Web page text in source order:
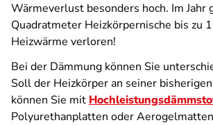
Wärmeverlust besonders hoch. Im Jahr
Quadratmeter Heizkörpernische bis zu
Heizwärme verloren!
Bei der Dämmung können Sie
Soll der Heizkörper an seiner
können Sie mit
Polyurethanplatten oder